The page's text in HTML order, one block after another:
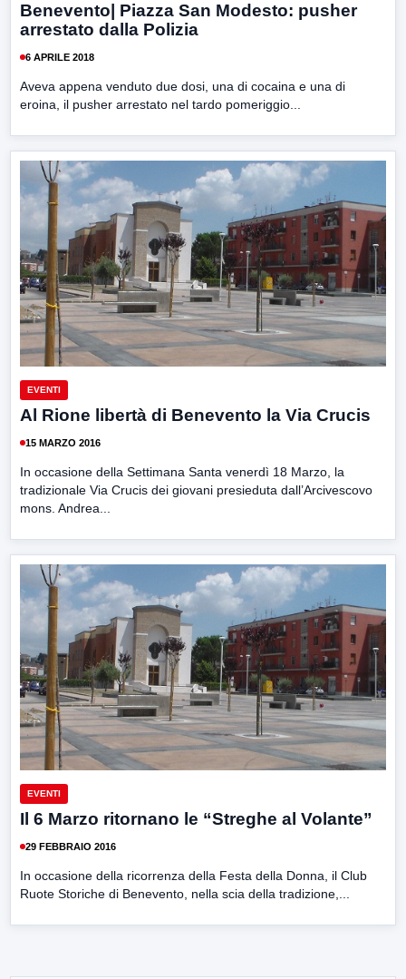
Benevento| Piazza San Modesto: pusher
arrestato dalla Polizia
6 APRILE 2018
Aveva appena venduto due dosi, una di cocaina e una di
eroina, il pusher arrestato nel tardo pomeriggio...
EVENTI
Al Rione libertà di Benevento la Via Crucis
15 MARZO 2016
In occasione della Settimana Santa venerdì 18 Marzo, la
tradizionale Via Crucis dei giovani presieduta dall’Arcivescovo
mons. Andrea...
EVENTI
Il 6 Marzo ritornano le “Streghe al Volante”
29 FEBBRAIO 2016
In occasione della ricorrenza della Festa della Donna, il Club
Ruote Storiche di Benevento, nella scia della tradizione,...